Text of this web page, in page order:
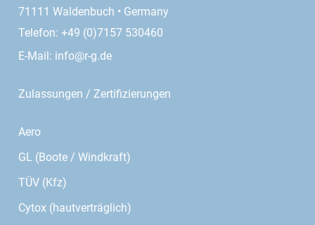
71111 Waldenbuch • Germany
Telefon: +49 (0)7157 530460
E-Mail: info@r-g.de
Zulassungen / Zertifizierungen
Aero
GL (Boote / Windkraft)
TÜV (Kfz)
Cytox (hautverträglich)